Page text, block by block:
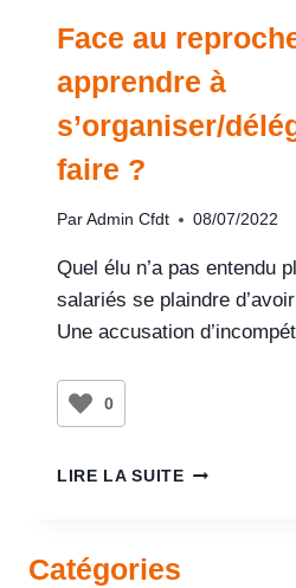
Face au
apprendre à
s’organiser/
faire ?
Par Admin Cfdt 08/07/2022
Quel élu n’a pas entendu
salariés se plaindre
Une accusation
0
LIRE LA SUITE
Catégories